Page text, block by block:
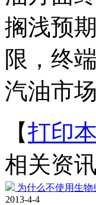
搁浅预
限，终
汽油市
【打印
相关资讯
为什么不使用生物
2013-4-4